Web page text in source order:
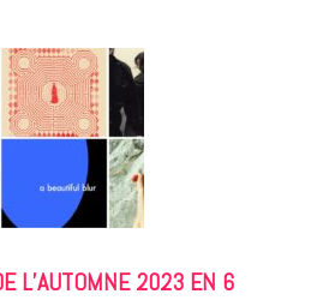
L’AUTOMNE 2023 EN 6